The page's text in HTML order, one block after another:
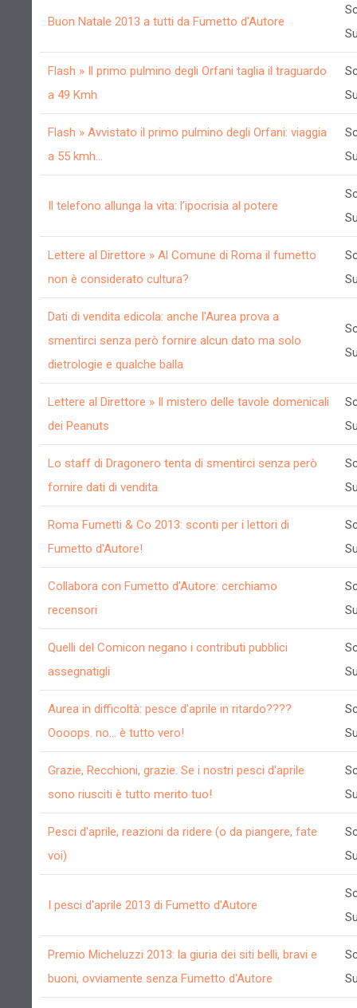
Buon Natale 2013 a tutti da Fumetto d'Autore
Flash » Il primo pulmino degli Orfani taglia il traguardo
a 49 Kmh
Flash » Avvistato il primo pulmino degli Orfani: viaggia
a 55 kmh...
Il telefono allunga la vita: l’ipocrisia al potere
Lettere al Direttore » Al Comune di Roma il fumetto
non è considerato cultura?
Dati di vendita edicola: anche l'Aurea prova a
smentirci senza però fornire alcun dato ma solo
dietrologie e qualche balla
Lettere al Direttore » Il mistero delle tavole domenicali
dei Peanuts
Lo staff di Dragonero tenta di smentirci senza però
fornire dati di vendita
Roma Fumetti & Co 2013: sconti per i lettori di
Fumetto d'Autore!
Collabora con Fumetto d'Autore: cerchiamo
recensori
Quelli del Comicon negano i contributi pubblici
assegnatigli
Aurea in difficoltà: pesce d'aprile in ritardo????
Oooops. no... è tutto vero!
Grazie, Recchioni, grazie. Se i nostri pesci d'aprile
sono riusciti è tutto merito tuo!
Pesci d'aprile, reazioni da ridere (o da piangere, fate
voi)
I pesci d'aprile 2013 di Fumetto d'Autore
Premio Micheluzzi 2013: la giuria dei siti belli, bravi e
buoni, ovviamente senza Fumetto d'Autore